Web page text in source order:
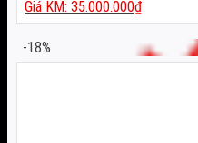
Giá
gốc
là:
50.000.000₫.
35.000.000₫
Giá
hiện
tại
-18%